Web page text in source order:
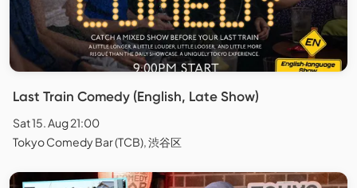
Last Train Comedy (English, Late Show)
Sat 15. Aug 21:00
Tokyo Comedy Bar (TCB), 渋谷区